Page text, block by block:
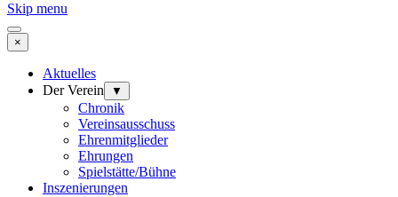
Skip menu
×
Aktuelles
Der Verein
▼
Chronik
Vereinsausschuss
Ehrenmitglieder
Ehrungen
Spielstätte/Bühne
Inszenierungen